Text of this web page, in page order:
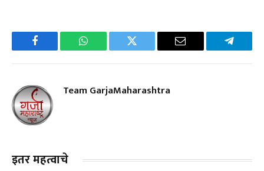
Facebook WhatsApp Twitter Email
Team GarjaMaharashtra
इतर महत्वाचे